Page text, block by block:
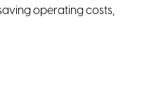
operating costs,